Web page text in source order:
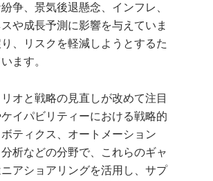
争、景気後退懸念、インフレ、
や成長予測に影響を与えていま
、リスクを軽減しようとするた
ます。
オと戦略の見直しが改めて注目
イパビリティーにおける戦略的
ティクス、オートメーション
析などの分野で、これらのギャ
アショアリングを活用し、サプ